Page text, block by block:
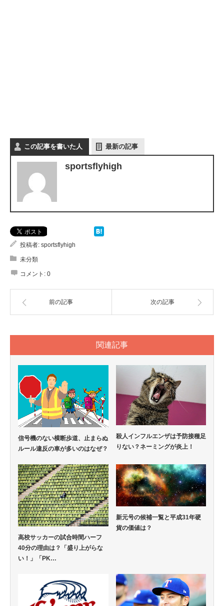
この記事を書いた人 最新の記事
sportsflyhigh
投稿者: sportsflyhigh
未分類
コメント: 0
前の記事 次の記事
関連記事
信号機のない横断歩道、止まらぬ
ルール違反の車が多いのはなぜ？
殺人インフルエンザは予防接種足
りない？ネーミングが炎上！
高校サッカーの試合時間ハーフ
40分の理由は？「盛り上がらな
い！」「PK…
新元号の候補一覧と平成31年硬
貨の価値は？